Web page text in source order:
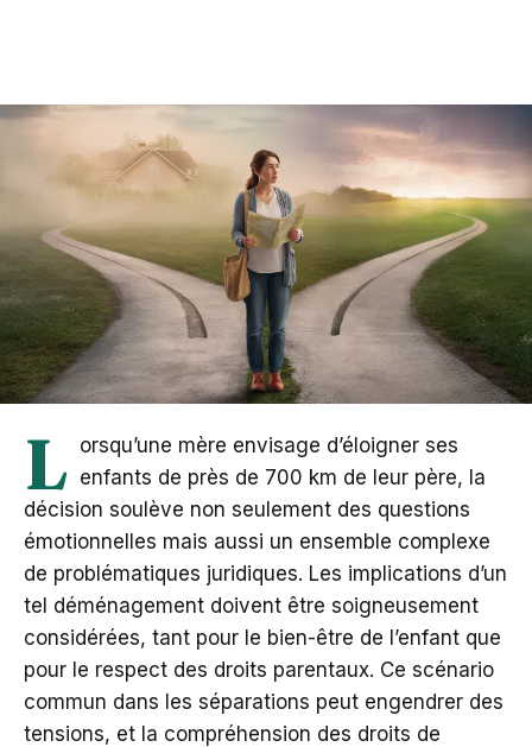
L orsqu’une mère envisage d’éloigner ses
enfants de près de 700 km de leur père, la
décision soulève non seulement des questions
émotionnelles mais aussi un ensemble complexe
de problématiques juridiques. Les implications d’un
tel déménagement doivent être soigneusement
considérées, tant pour le bien-être de l’enfant que
pour le respect des droits parentaux. Ce scénario
commun dans les séparations peut engendrer des
tensions, et la compréhension des droits de